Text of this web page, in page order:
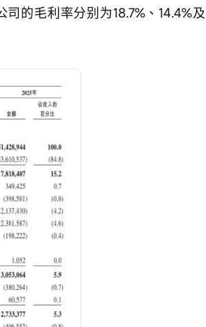
的毛利率分别为18.7%、14.4%及